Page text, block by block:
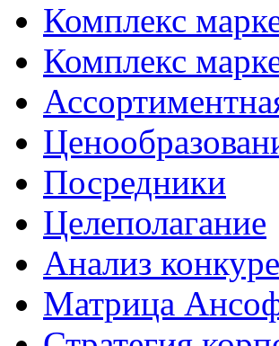
Комплекс
Комплекс
Посредники
Целеполагание
Анализ
Матрица